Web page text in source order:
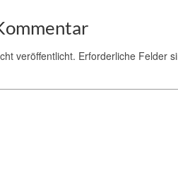
veröffentlicht. Erforderliche Felder